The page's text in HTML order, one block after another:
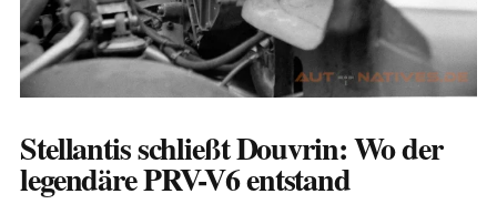
Stellantis schließt Douvrin: Wo der
legendäre PRV-V6 entstand